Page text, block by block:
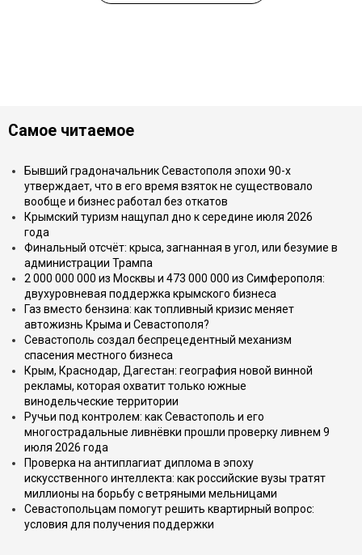
Самое читаемое
Бывший градоначальник Севастополя эпохи 90-х
утверждает, что в его время взяток не существовало
вообще и бизнес работал без откатов
Крымский туризм нащупал дно к середине июля 2026
года
Финальный отсчёт: крыса, загнанная в угол, или безумие в
администрации Трампа
2 000 000 000 из Москвы и 473 000 000 из Симферополя:
двухуровневая поддержка крымского бизнеса
Газ вместо бензина: как топливный кризис меняет
автожизнь Крыма и Севастополя?
Севастополь создал беспрецедентный механизм
спасения местного бизнеса
Крым, Краснодар, Дагестан: география новой винной
рекламы, которая охватит только южные
винодельческие территории
Ручьи под контролем: как Севастополь и его
многострадальные ливнёвки прошли проверку ливнем 9
июля 2026 года
Проверка на антиплагиат диплома в эпоху
искусственного интеллекта: как российские вузы тратят
миллионы на борьбу с ветряными мельницами
Севастопольцам помогут решить квартирный вопрос:
условия для получения поддержки